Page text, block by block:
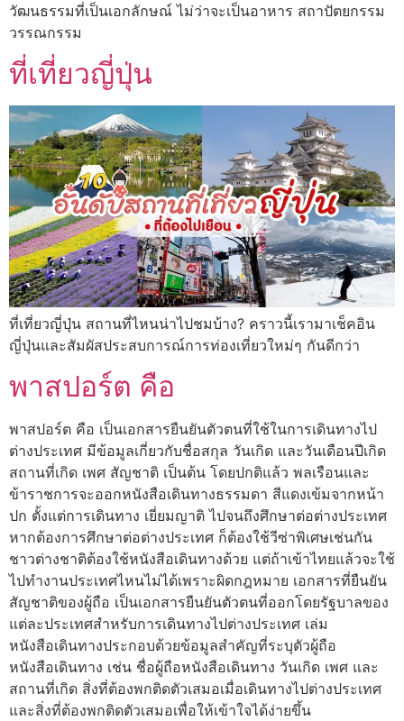
วัฒนธรรมที่เป็นเอกลักษณ์ ไม่ว่าจะเป็นอาหาร สถาปัตยกรรม
วรรณกรรม
ที่เที่ยวญี่ปุ่น
ที่เที่ยวญี่ปุ่น สถานที่ไหนน่าไปชมบ้าง? คราวนี้เรามาเช็คอิน
ญี่ปุ่นและสัมผัสประสบการณ์การท่องเที่ยวใหม่ๆ กันดีกว่า
พาสปอร์ต คือ
พาสปอร์ต คือ เป็นเอกสารยืนยันตัวตนที่ใช้ในการเดินทางไป
ต่างประเทศ มีข้อมูลเกี่ยวกับชื่อสกุล วันเกิด และวันเดือนปีเกิด
สถานที่เกิด เพศ สัญชาติ เป็นต้น โดยปกติแล้ว พลเรือนและ
ข้าราชการจะออกหนังสือเดินทางธรรมดา สีแดงเข้มจากหน้า
ปก ตั้งแต่การเดินทาง เยี่ยมญาติ ไปจนถึงศึกษาต่อต่างประเทศ
หากต้องการศึกษาต่อต่างประเทศ ก็ต้องใช้วีซ่าพิเศษเช่นกัน
ชาวต่างชาติต้องใช้หนังสือเดินทางด้วย แต่ถ้าเข้าไทยแล้วจะใช้
ไปทำงานประเทศไหนไม่ได้เพราะผิดกฎหมาย เอกสารที่ยืนยัน
สัญชาติของผู้ถือ เป็นเอกสารยืนยันตัวตนที่ออกโดยรัฐบาลของ
แต่ละประเทศสำหรับการเดินทางไปต่างประเทศ เล่ม
หนังสือเดินทางประกอบด้วยข้อมูลสำคัญที่ระบุตัวผู้ถือ
หนังสือเดินทาง เช่น ชื่อผู้ถือหนังสือเดินทาง วันเกิด เพศ และ
สถานที่เกิด สิ่งที่ต้องพกติดตัวเสมอเมื่อเดินทางไปต่างประเทศ
และสิ่งที่ต้องพกติดตัวเสมอเพื่อให้เข้าใจได้ง่ายขึ้น